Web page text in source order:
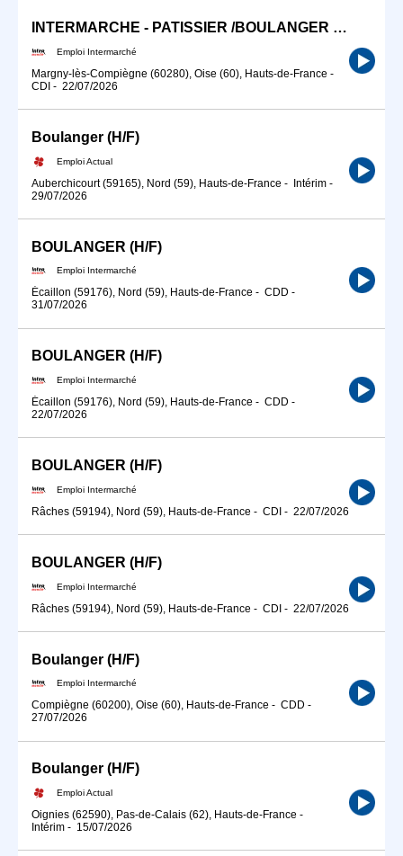
INTERMARCHE - PATISSIER /BOULANGER (H/F)
Emploi Intermarché
Margny-lès-Compiègne (60280), Oise (60), Hauts-de-France -
CDI - 22/07/2026
Boulanger (H/F)
Emploi Actual
Auberchicourt (59165), Nord (59), Hauts-de-France - Intérim -
29/07/2026
BOULANGER (H/F)
Emploi Intermarché
Écaillon (59176), Nord (59), Hauts-de-France - CDD -
31/07/2026
BOULANGER (H/F)
Emploi Intermarché
Écaillon (59176), Nord (59), Hauts-de-France - CDD -
22/07/2026
BOULANGER (H/F)
Emploi Intermarché
Râches (59194), Nord (59), Hauts-de-France - CDI - 22/07/2026
BOULANGER (H/F)
Emploi Intermarché
Râches (59194), Nord (59), Hauts-de-France - CDI - 22/07/2026
Boulanger (H/F)
Emploi Intermarché
Compiègne (60200), Oise (60), Hauts-de-France - CDD -
27/07/2026
Boulanger (H/F)
Emploi Actual
Oignies (62590), Pas-de-Calais (62), Hauts-de-France -
Intérim - 15/07/2026